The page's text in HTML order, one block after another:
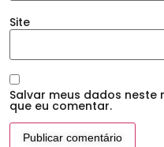
Site
Salvar meus dados
que eu comentar.